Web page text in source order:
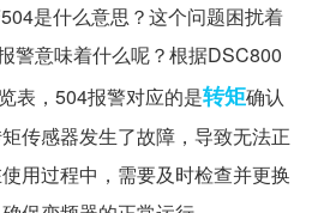
是什么意思？这个问题困扰着
警意味着什么呢？根据DSC800
表，504报警对应的是转矩确认
传感器发生了故障，导致无法正
用过程中，需要及时检查并更换